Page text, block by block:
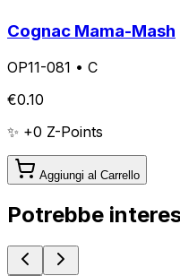
Cognac Mama-Mash
OP11-081 • C
€0.10
✨ +0 Z-Points
Aggiungi al Carrello
Potrebbe